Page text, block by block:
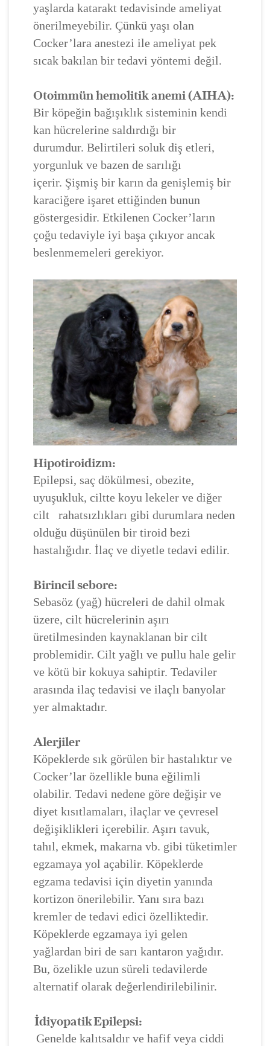
yaşlarda katarakt tedavisinde ameliyat
önerilmeyebilir. Çünkü yaşı olan
Cocker’lara anestezi ile ameliyat pek
sıcak bakılan bir tedavi yöntemi değil.
Otoimmün hemolitik anemi (AIHA):
Bir köpeğin bağışıklık sisteminin kendi
kan hücrelerine saldırdığı bir
durumdur. Belirtileri soluk diş etleri,
yorgunluk ve bazen de sarılığı
içerir. Şişmiş bir karın da genişlemiş bir
karaciğere işaret ettiğinden bunun
göstergesidir. Etkilenen Cocker’ların
çoğu tedaviyle iyi başa çıkıyor ancak
beslenmemeleri gerekiyor.
Hipotiroidizm:
Epilepsi, saç dökülmesi, obezite,
uyuşukluk, ciltte koyu lekeler ve diğer
cilt rahatsızlıkları gibi durumlara neden
olduğu düşünülen bir tiroid bezi
hastalığıdır. İlaç ve diyetle tedavi edilir.
Birincil sebore:
Sebasöz (yağ) hücreleri de dahil olmak
üzere, cilt hücrelerinin aşırı
üretilmesinden kaynaklanan bir cilt
problemidir. Cilt yağlı ve pullu hale gelir
ve kötü bir kokuya sahiptir. Tedaviler
arasında ilaç tedavisi ve ilaçlı banyolar
yer almaktadır.
Alerjiler
Köpeklerde sık görülen bir hastalıktır ve
Cocker’lar özellikle buna eğilimli
olabilir. Tedavi nedene göre değişir ve
diyet kısıtlamaları, ilaçlar ve çevresel
değişiklikleri içerebilir. Aşırı tavuk,
tahıl, ekmek, makarna vb. gibi tüketimler
egzamaya yol açabilir. Köpeklerde
egzama tedavisi için diyetin yanında
kortizon önerilebilir. Yanı sıra bazı
kremler de tedavi edici özelliktedir.
Köpeklerde egzamaya iyi gelen
yağlardan biri de sarı kantaron yağıdır.
Bu, özelikle uzun süreli tedavilerde
alternatif olarak değerlendirilebilinir.
İdiyopatik Epilepsi:
Genelde kalıtsaldır ve hafif veya ciddi